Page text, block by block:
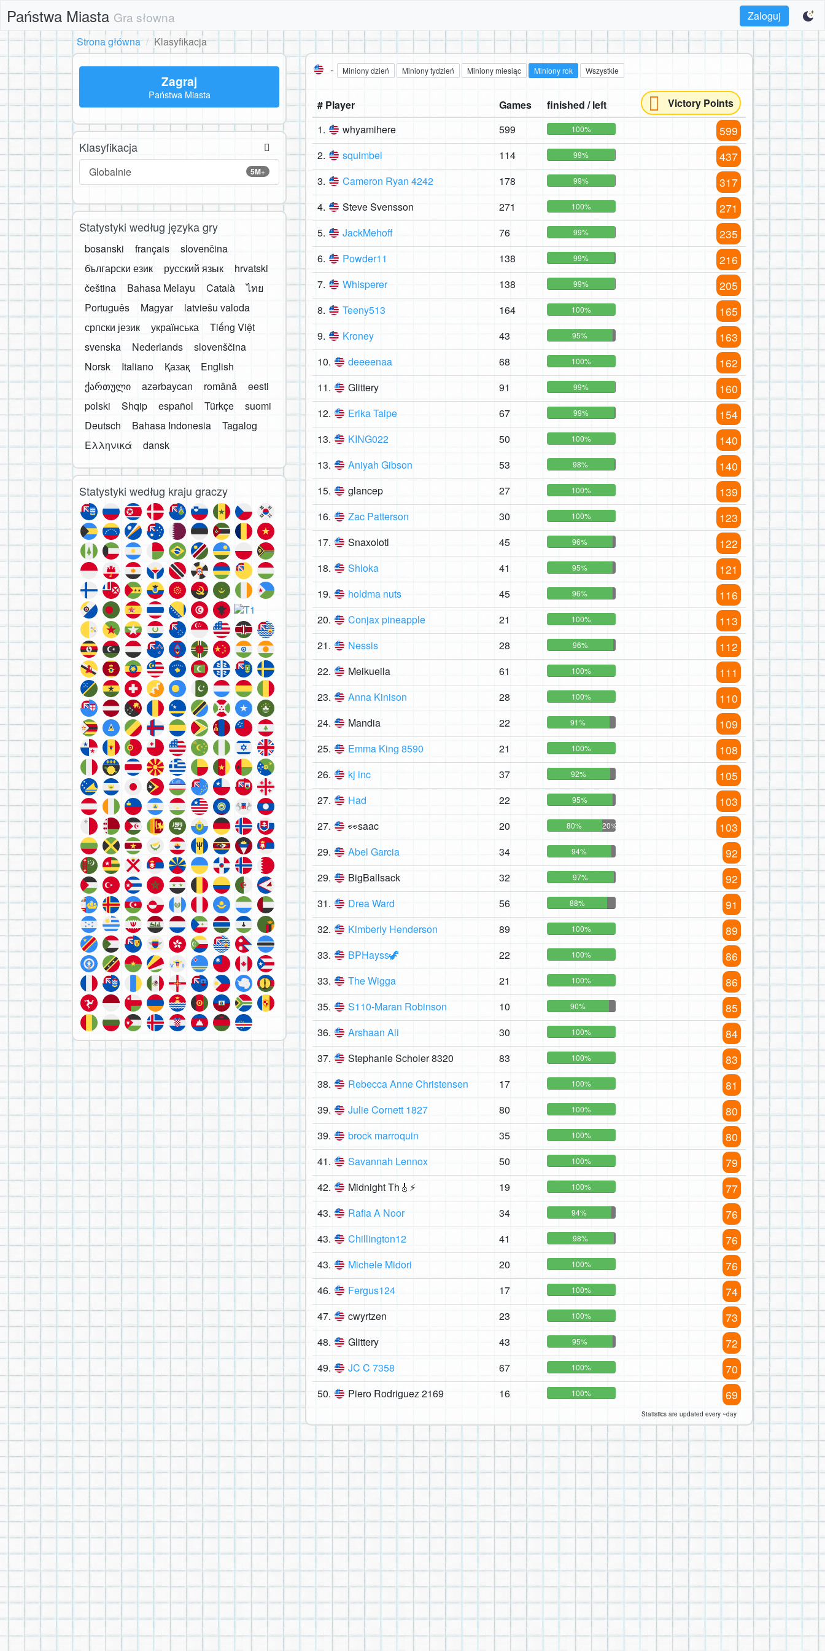
Państwa Miasta Gra słowna
Zaloguj
Strona główna
Klasyfikacja
- Miniony dzień Miniony tydzień Miniony miesiąc Miniony rok Wszystkie
# Player Games finished / left
Victory Points
1.
whyamihere 599 100% 599
2. squimbel 114 99% 437
3. Cameron Ryan 4242 178 99% 317
4. Steve Svensson 271 100% 271
5. JackMehoff 76 99% 235
6. Powder11 138 99% 216
7. Whisperer 138 99% 205
8. Teeny513 164 100% 165
9. Kroney 43 95% 163
10. deeeenaa 68 100% 162
11. Glittery 91 99% 160
12. Erika Taipe 67 99% 154
13. KING022 50 100% 140
13. Aniyah Gibson 53 98% 140
15. glancep 27 100% 139
16. Zac Patterson 30 100% 123
17. Snaxolotl 45 96% 122
18. Shloka 41 95% 121
19. holdma nuts 45 96% 116
20. Conjax pineapple 21 100% 113
21. Nessis 28 96% 112
22. Meikueila 61 100% 111
23. Anna Kinison 28 100% 110
24. Mandia 22 91% 109
25. Emma King 8590 21 100% 108
26. kj inc 37 92% 105
27. Had 22 95% 103
27. 👀saac 20 80% 20% 103
29. Abel Garcia 34 94% 92
29. BigBallsack 32 97% 92
31. Drea Ward 56 88% 91
32. Kimberly Henderson 89 100% 89
33. BPHayss🦖 22 100% 86
33. The Wigga 21 100% 86
35. S110-Maran Robinson 10 90% 85
36. Arshaan Ali 30 100% 84
37. Stephanie Scholer 8320 83 100% 83
38. Rebecca Anne Christensen 17 100% 81
39. Julie Cornett 1827 80 100% 80
39. brock marroquin 35 100% 80
41. Savannah Lennox 50 100% 79
42. Midnight Th🎸⚡ 19 100% 77
43. Rafia A Noor 34 94% 76
43. Chillington12 41 98% 76
43. Michele Midori 20 100% 76
46. Fergus124 17 100% 74
47. cwyrtzen 23 100% 73
48. Glittery 43 95% 72
49. JC C 7358 67 100% 70
50. Piero Rodriguez 2169 16 100% 69
Statistics are updated every ~day
Zagraj
Państwa Miasta
Klasyfikacja
5M+
Globalnie
Statystyki według języka gry
bosanski français
slovenčina
български език
русский язык
hrvatski
čeština
Bahasa Melayu Català
ไทย
Português
Magyar
latviešu valoda
српски језик
українська
Tiếng Việt
svenska
Nederlands
slovenščina
Norsk
Italiano Қазақ
English
ქართული
azərbaycan română
eesti
polski
Shqip español Türkçe
suomi
Deutsch
Bahasa Indonesia
Tagalog
Ελληνικά
dansk
Statystyki według kraju graczy